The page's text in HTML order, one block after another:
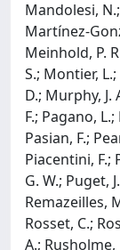
Mandolesi,
Martínez-
Meinhold, P.
S.; Montier,
D.; Murphy, J.
F.; Pagano,
Pasian, F.;
Piacentini, F.;
G. W.; Puget,
Remazeilles,
Rosset, C.;
A.; Rusholme,